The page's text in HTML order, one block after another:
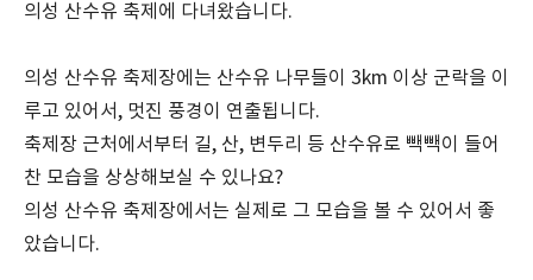
의성 산수유 축제에 다녀왔습니다.
의성 산수유 축제장에는 산수유 나무들이 3km 이상 군락을 이
루고 있어서, 멋진 풍경이 연출됩니다.
축제장 근처에서부터 길, 산, 변두리 등 산수유로 빽빽이 들어
찬 모습을 상상해보실 수 있나요?
의성 산수유 축제장에서는 실제로 그 모습을 볼 수 있어서 좋
았습니다.